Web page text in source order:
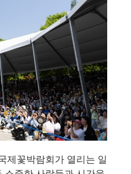
제꽃박람회가 열리는 일